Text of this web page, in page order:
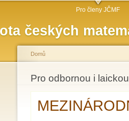
českých
Pro členy JČMF
Jste zde
Domů
Pro odbornou i